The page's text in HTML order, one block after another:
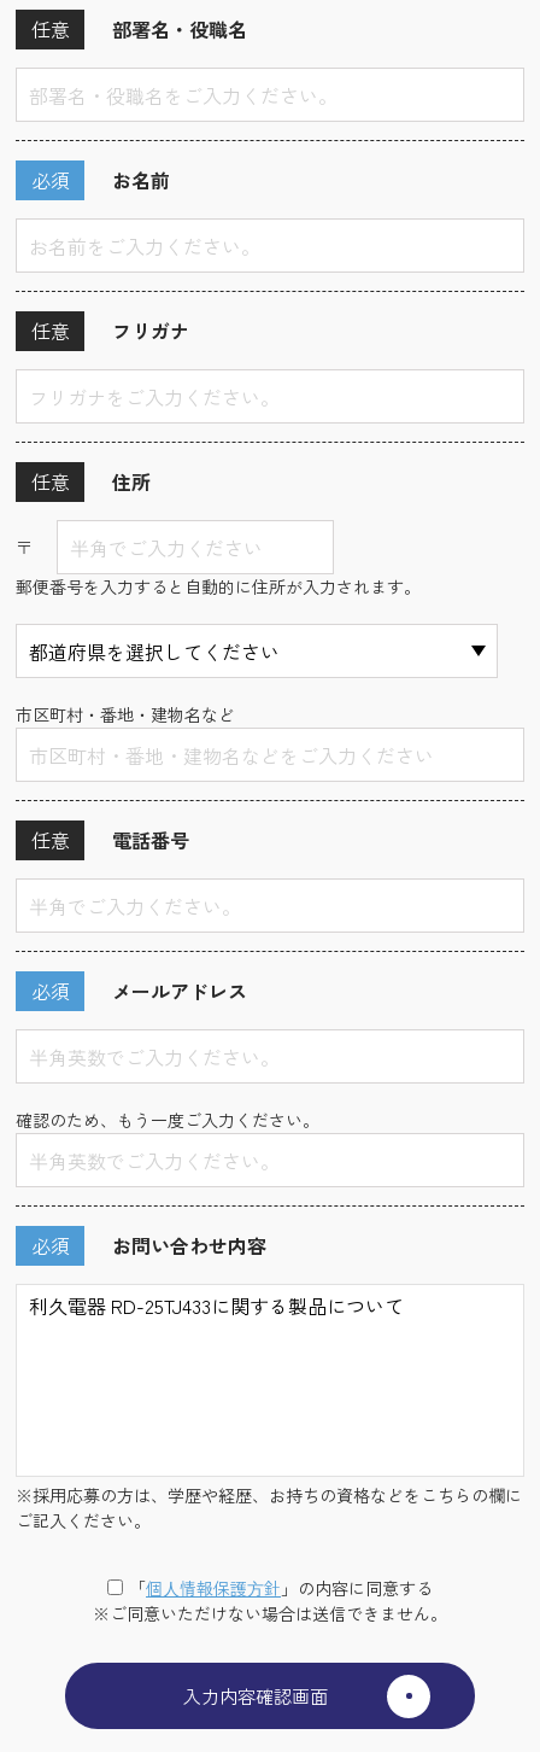
部署名・役職名
任意
お名前
必須
フリガナ
任意
住所
任意
〒
郵便番号を入力すると自動的に住所が入力されます。
市区町村・番地・建物名など
電話番号
任意
メールアドレス
必須
確認のため、もう一度ご入力ください。
お問い合わせ内容
必須
※採用応募の方は、学歴や経歴、お持ちの資格などをこちらの欄に
ご記入ください。
「個⼈情報保護⽅針 」の内容に同意する
※ご同意いただけない場合は送信できません。